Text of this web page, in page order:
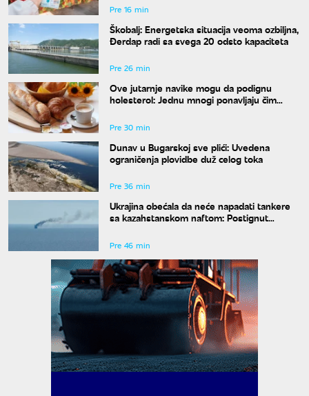
Pre 16 min
Škobalj: Energetska situacija veoma ozbiljna,
Đerdap radi sa svega 20 odsto kapaciteta
Pre 26 min
Ove jutarnje navike mogu da podignu
holesterol: Jednu mnogi ponavljaju čim
Pre 30 min
Dunav u Bugarskoj sve plići: Uvedena
ograničenja plovidbe duž celog toka
Pre 36 min
Ukrajina obećala da neće napadati tankere
sa kazahstanskom naftom: Postignut
Pre 46 min